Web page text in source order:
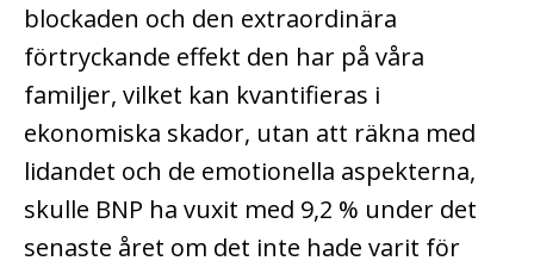
blockaden och den extraordinära
förtryckande effekt den har på våra
familjer, vilket kan kvantifieras i
ekonomiska skador, utan att räkna med
lidandet och de emotionella aspekterna,
skulle BNP ha vuxit med 9,2 % under det
senaste året om det inte hade varit för